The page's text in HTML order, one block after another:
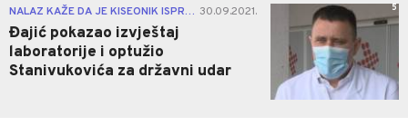
NALAZ KAŽE DA JE KISEONIK ISPRAVAN |
30.09.2021.
Đajić pokazao izvještaj
laboratorije i optužio
Stanivukovića za državni udar
5